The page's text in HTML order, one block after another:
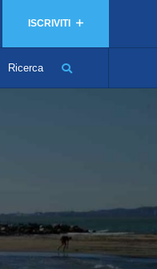
ISCRIVITI
Ricerca